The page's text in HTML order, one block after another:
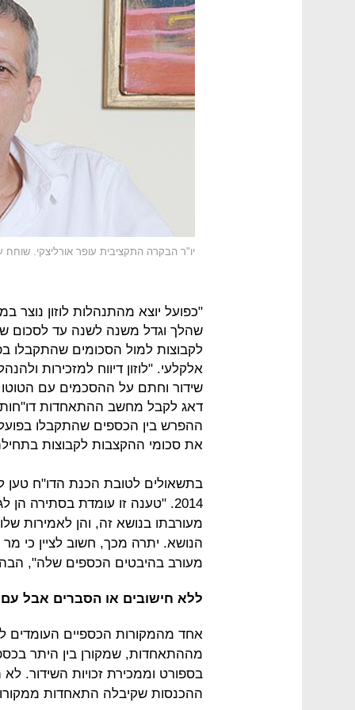
יו"ר הבקרה התקציבית עופר אורליצקי.
לקבוצות למול הסכומים שהתקבלו
אלקלעי. "לוזון דיווח למזכירות
שידור וחתם על ההסכמים עם
דאג לקבל מחשב ההתאחדות דו"חות
ההפרש בין הכספים שהתקבלו
את סכומי ההקצבות לקבוצות
בתשאולים לטובת הכנת הדו"ח טען
2014. "טענה זו עומדת בסתירה
מעורבתו בנושא זה, והן לאמירות
הנושא. יתרה מכך, חשוב לציין כי
מעורב בהיבטים הכספים שלה",
ללא חישובים או הסברים אבל
אחד מהמקורות הכספיים העומדים
מההתאחדות, שמקורן בין היתר
בספורט וממכירת זכויות השידור. לא
ההכנסות שקיבלה התאחדות